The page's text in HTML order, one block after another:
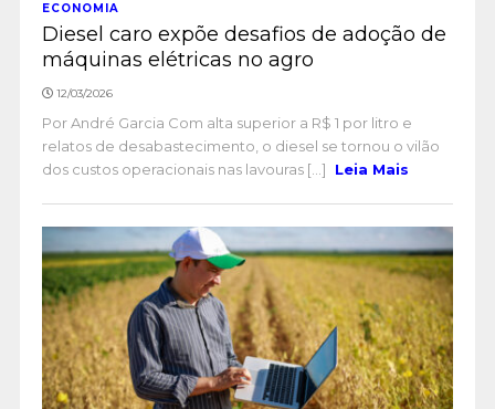
ECONOMIA
Diesel caro expõe desafios de adoção de
máquinas elétricas no agro
12/03/2026
Por André Garcia Com alta superior a R$ 1 por litro e
relatos de desabastecimento, o diesel se tornou o vilão
dos custos operacionais nas lavouras [...]
Leia Mais